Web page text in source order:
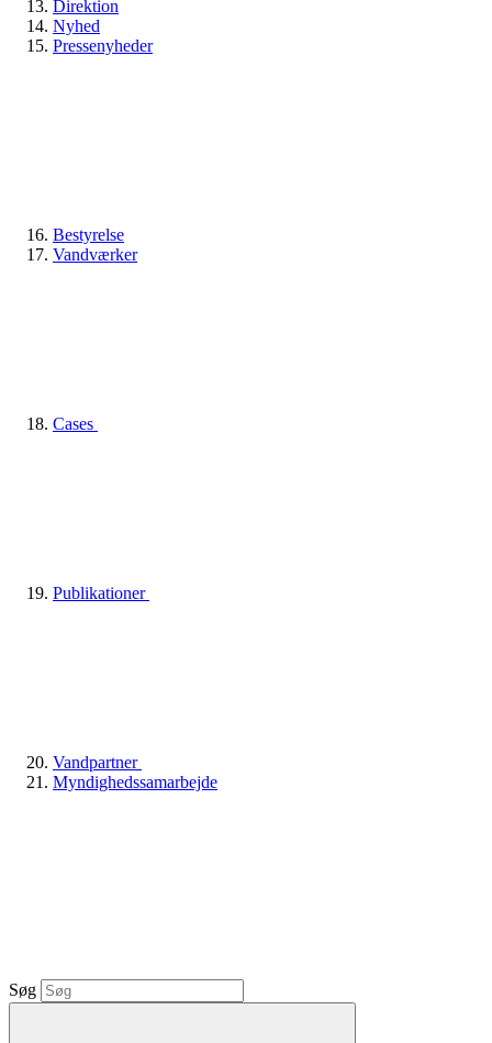
Direktion
Nyhed
Pressenyheder
Bestyrelse
Vandværker
Cases
Publikationer
Vandpartner
Myndighedssamarbejde
Søg